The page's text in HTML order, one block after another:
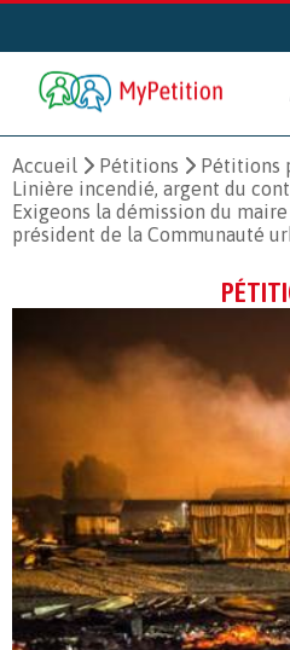
Accueil Pétitions Pétitions
Linière incendié, argent du
Exigeons la démission du
président de la Communauté